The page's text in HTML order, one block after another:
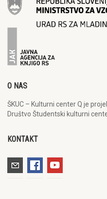
O NAS
ŠKUC – Kulturni center Q je
Društvo Študentski kulturni
KONTAKT